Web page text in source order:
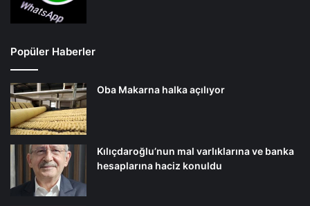
Popüler Haberler
Oba Makarna halka açılıyor
Kılıçdaroğlu’nun mal varlıklarına ve banka
hesaplarına haciz konuldu